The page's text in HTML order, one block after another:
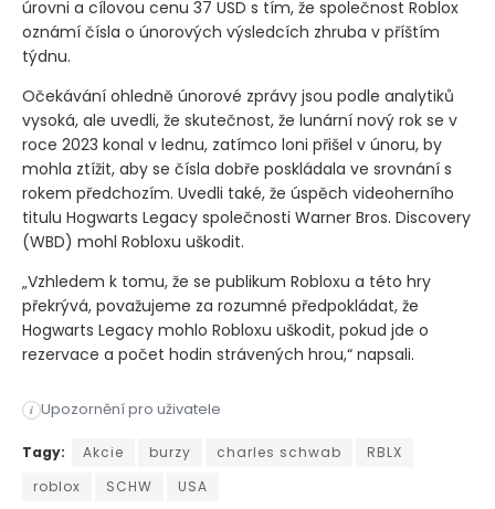
úrovni a cílovou cenu 37 USD s tím, že společnost Roblox
oznámí čísla o únorových výsledcích zhruba v příštím
týdnu.
Očekávání ohledně únorové zprávy jsou podle analytiků
vysoká, ale uvedli, že skutečnost, že lunární nový rok se v
roce 2023 konal v lednu, zatímco loni přišel v únoru, by
mohla ztížit, aby se čísla dobře poskládala ve srovnání s
rokem předchozím. Uvedli také, že úspěch videoherního
titulu Hogwarts Legacy společnosti Warner Bros. Discovery
(WBD) mohl Robloxu uškodit.
„Vzhledem k tomu, že se publikum Robloxu a této hry
překrývá, považujeme za rozumné předpokládat, že
Hogwarts Legacy mohlo Robloxu uškodit, pokud jde o
rezervace a počet hodin strávených hrou,“ napsali.
i Upozornění pro uživatele
Analytici vidí v této finanční akcii příležitost k nákupu
Tagy: Akcie burzy charles schwab
RBLX
roblox
SCHW USA